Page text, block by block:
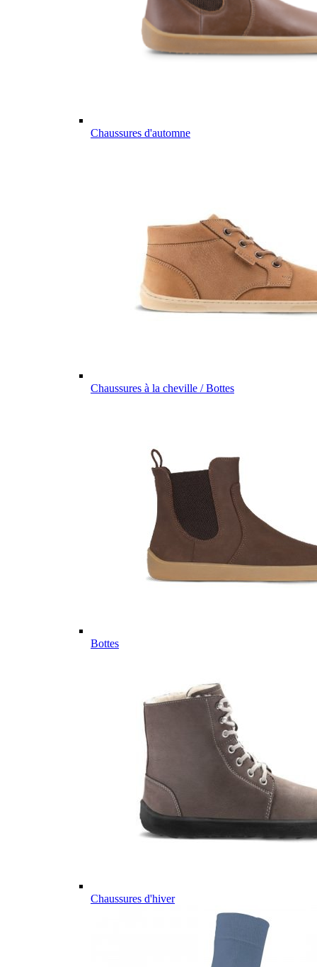
Chaussures d'automne
Chaussures à la cheville / Bottes
Bottes
Chaussures d'hiver